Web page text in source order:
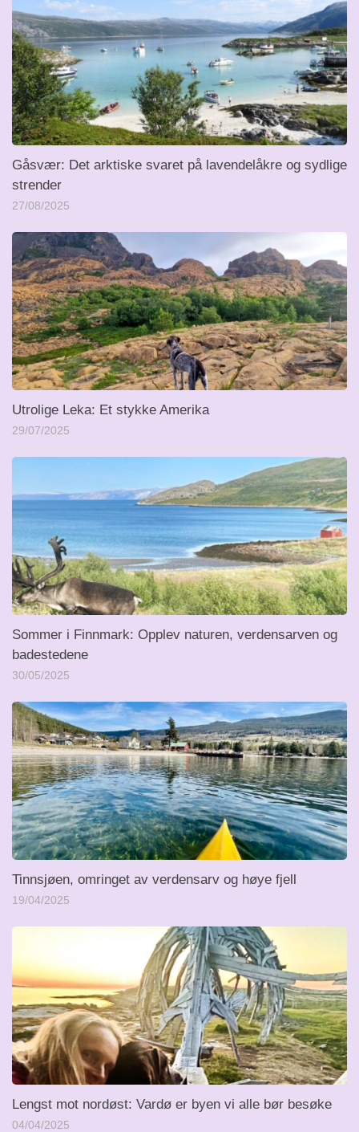
Gåsvær: Det arktiske svaret på lavendelåkre og sydlige
strender
27/08/2025
Utrolige Leka: Et stykke Amerika
29/07/2025
Sommer i Finnmark: Opplev naturen, verdensarven og
badestedene
30/05/2025
Tinnsjøen, omringet av verdensarv og høye fjell
19/04/2025
Lengst mot nordøst: Vardø er byen vi alle bør besøke
04/04/2025